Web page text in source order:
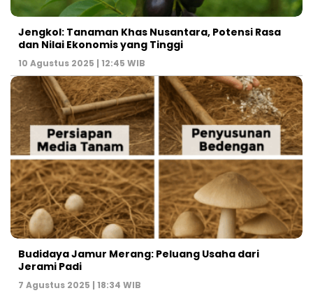
Jengkol: Tanaman Khas Nusantara, Potensi Rasa
dan Nilai Ekonomis yang Tinggi
10 Agustus 2025 | 12:45 WIB
Budidaya Jamur Merang: Peluang Usaha dari
Jerami Padi
7 Agustus 2025 | 18:34 WIB